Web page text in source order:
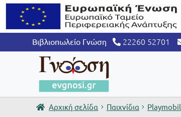
Βιβλιοπωλείο Γνώση 22260 52701
Αρχική σελίδα Παιχνίδια Playmobil